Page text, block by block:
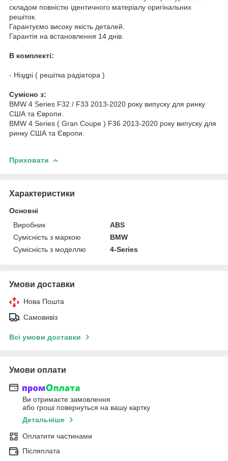
складом повністю ідентичного матеріалу оригінальних
решіток.
Гарантуємо високу якість деталей.
Гарантія на встановлення 14 днів.
В комплекті:
- Ніздрі ( решітка радіатора )
Cумісно з:
BMW 4 Series F32 / F33 2013-2020 року випуску для ринку
США та Європи.
BMW 4 Series ( Gran Coupe ) F36 2013-2020 року випуску для
ринку США та Європи.
Приховати
Характеристики
Основні
Виробник
ABS
Сумісність з маркою
BMW
Сумісність з моделлю
4-Series
Умови доставки
Нова Пошта
Самовивіз
Всі умови доставки
Умови оплати
Ви отримаєте замовлення
або гроші повернуться на вашу картку
Детальніше
Оплатити частинами
Післяплата